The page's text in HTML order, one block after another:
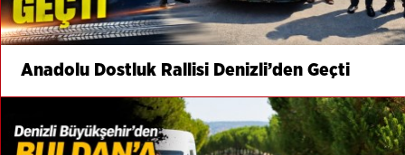
Anadolu Dostluk Rallisi Denizli’den Geçti